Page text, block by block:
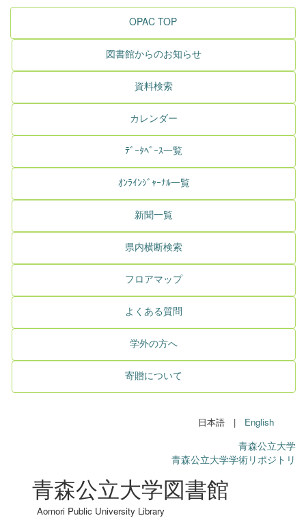
OPAC TOP
図書館からのお知らせ
資料検索
カレンダー
ﾃﾞｰﾀﾍﾞｰｽ一覧
ｵﾝﾗｲﾝｼﾞｬｰﾅﾙ一覧
新聞一覧
県内横断検索
フロアマップ
よくある質問
学外の方へ
寄贈について
日本語 | English
青森公立大学
青森公立大学学術リポジトリ
青森公立大学図書館
Aomori Public University Library